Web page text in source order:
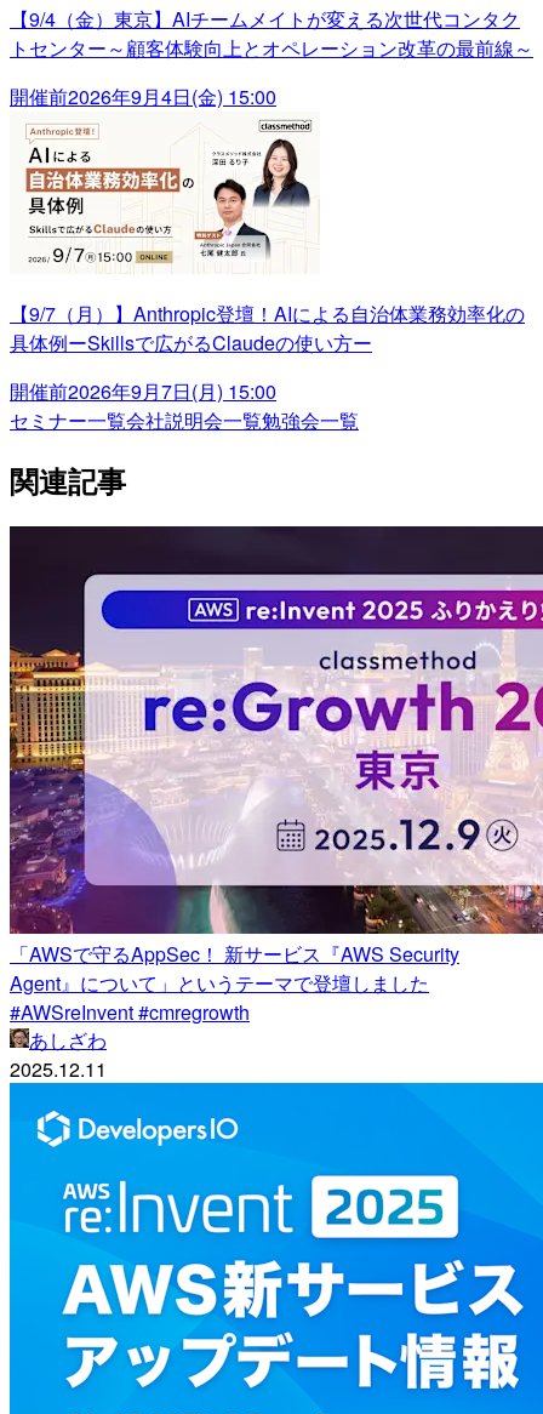
【9/4（金）東京】AIチームメイトが変える次世代コンタク
トセンター～顧客体験向上とオペレーション改革の最前線～
開催前2026年9月4日(金) 15:00
【9/7（月）】Anthropic登壇！AIによる自治体業務効率化の
具体例ーSkillsで広がるClaudeの使い方ー
開催前2026年9月7日(月) 15:00
セミナー一覧会社説明会一覧勉強会一覧
関連記事
「AWSで守るAppSec！ 新サービス『AWS Security
Agent』について」というテーマで登壇しました
#AWSreInvent #cmregrowth
あしざわ
2025.12.11